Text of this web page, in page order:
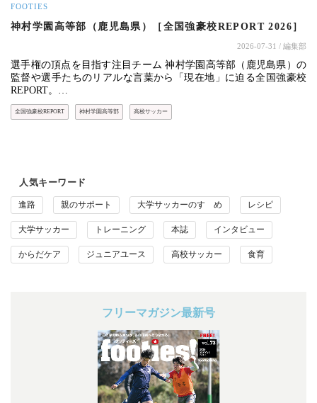
FOOTIES
神村学園高等部（鹿児島県）［全国強豪校REPORT 2026］
2026-07-31 / 編集部
選手権の頂点を目指す注目チーム 神村学園高等部（鹿児島県）の
監督や選手たちのリアルな言葉から「現在地」に迫る全国強豪校
REPORT。…
全国強豪校REPORT 神村学園高等部 高校サッカー
人気キーワード
進路 親のサポート 大学サッカーのすゝめ レシピ
大学サッカー トレーニング 本誌 インタビュー
からだケア ジュニアユース 高校サッカー 食育
フリーマガジン最新号